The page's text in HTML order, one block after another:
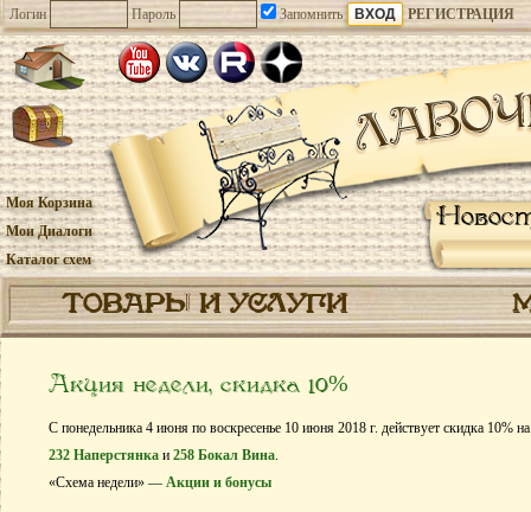
Логин Пароль Запомнить РЕГИСТРАЦИЯ
Моя Корзина
Мои Диалоги
Каталог схем
ТОВАРЫ И УСЛУГИ
Акция недели, скидка 10%
С понедельника 4 июня по воскресенье 10 июня 2018 г. действует скидка 10%
232 Наперстянка и 258 Бокал Вина.
«Схема недели» — Акции и бонусы